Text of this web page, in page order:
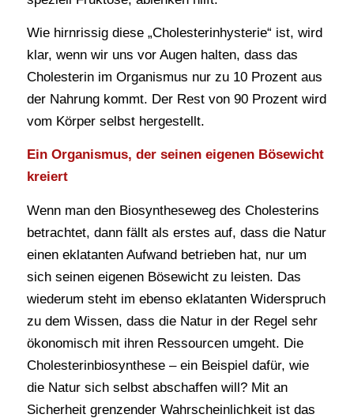
Wie hirnrissig diese „Cholesterinhysterie“ ist, wird
klar, wenn wir uns vor Augen halten, dass das
Cholesterin im Organismus nur zu 10 Prozent aus
der Nahrung kommt. Der Rest von 90 Prozent wird
vom Körper selbst hergestellt.
Ein Organismus, der seinen eigenen Bösewicht
kreiert
Wenn man den Biosyntheseweg des Cholesterins
betrachtet, dann fällt als erstes auf, dass die Natur
einen eklatanten Aufwand betrieben hat, nur um
sich seinen eigenen Bösewicht zu leisten. Das
wiederum steht im ebenso eklatanten Widerspruch
zu dem Wissen, dass die Natur in der Regel sehr
ökonomisch mit ihren Ressourcen umgeht. Die
Cholesterinbiosynthese – ein Beispiel dafür, wie
die Natur sich selbst abschaffen will? Mit an
Sicherheit grenzender Wahrscheinlichkeit ist das